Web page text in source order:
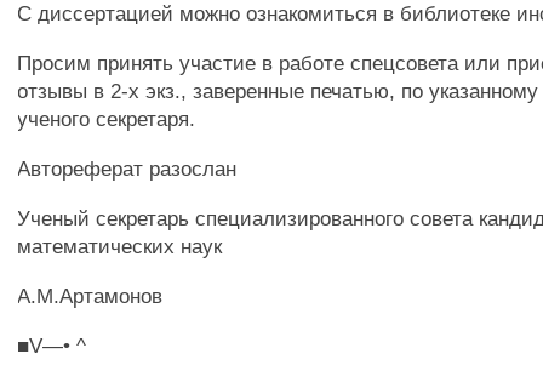
С диссертацией можно ознакомиться в библиотеке
Просим принять участие в работе спецсовета или
отзывы в 2-х экз., заверенные печатью, по
ученого секретаря.
Автореферат разослан
Ученый секретарь специализированного совета
математических наук
А.М.Артамонов
■V—• ^